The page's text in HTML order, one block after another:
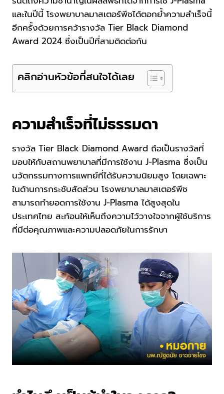
และในปีนี้ โรงพยาบาลมาสเตอร์พีชได้ตอกย้ำความสำเร็จนี้
อีกครั้งด้วยการคว้ารางวัล Tier Black Diamond
Award 2024 ซึ่งเป็นปีที่สามติดต่อกัน
คลิกอ่านหัวข้อที่สนใจได้เลย
ความสำเร็จที่ไม่ธรรมดา
รางวัล Tier Black Diamond Award ถือเป็นรางวัลที่
มอบให้กับสถานพยาบาลที่มีการใช้งาน J-Plasma ซึ่งเป็น
นวัตกรรมทางการแพทย์ที่ได้รับความนิยมสูง โดยเฉพาะ
ในด้านการกระชับสัดส่วน โรงพยาบาลมาสเตอร์พีช
สามารถทำยอดการใช้งาน J-Plasma ได้สูงสุดใน
ประเทศไทย สะท้อนให้เห็นถึงความไว้วางใจจากผู้ใช้บริการ
ที่มีต่อคุณภาพและความปลอดภัยในการรักษา